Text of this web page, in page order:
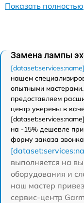
Показать полностью
Замена лампы
нашем
опытными
предоставляем
центр уверены в
на -15% дешевле
форму заказа
выполняется на
оборудования и
наш мастер
сервис-центр